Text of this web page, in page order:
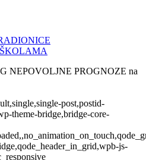
NEPOVOLJNE PROGNOZE na
post,postid-
theme-bridge,bridge-core-
js-